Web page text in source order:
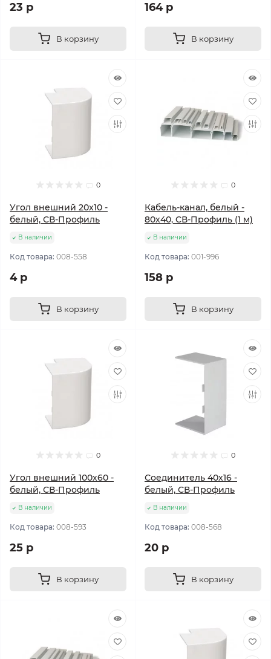
23 р
В корзину
164 р
В корзину
0
Угол внешний 20х10 -
белый, СВ-Профиль
В наличии
Код товара: 008-558
4 р
В корзину
0
Кабель-канал, белый -
80х40, CВ-Профиль (1 м)
В наличии
Код товара: 001-996
158 р
В корзину
0
Угол внешний 100х60 -
белый, СВ-Профиль
В наличии
Код товара: 008-593
25 р
В корзину
0
Соединитель 40х16 -
белый, СВ-Профиль
В наличии
Код товара: 008-568
20 р
В корзину